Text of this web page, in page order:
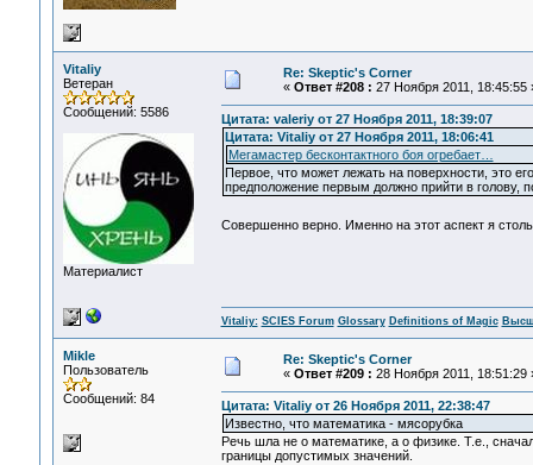
Vitaliy
Ветеран
Сообщений: 5586
Материалист
Re: Skeptic's Corner
« Ответ #208 : 27 Ноября 2011, 18:45:55
Цитата: valeriy от 27 Ноября 2011, 18:39:07
Цитата: Vitaliy от 27 Ноября 2011, 18:06:41
Mегамастер бесконтактного боя огребает…
Первое, что может лежать на поверхности, это
предположение первым должно прийти в голову,
Совершенно верно. Именно на этот аспект я
Vitaliy: SCIES Forum Glossary Definitions of Magic
Mikle
Пользователь
Сообщений: 84
Re: Skeptic's Corner
« Ответ #209 : 28 Ноября 2011, 18:51:29
Цитата: Vitaliy от 26 Ноября 2011, 22:38:47
Известно, что математика - мясорубка
Речь шла не о математике, а о физике. Т.е.,
границы допустимых значений.